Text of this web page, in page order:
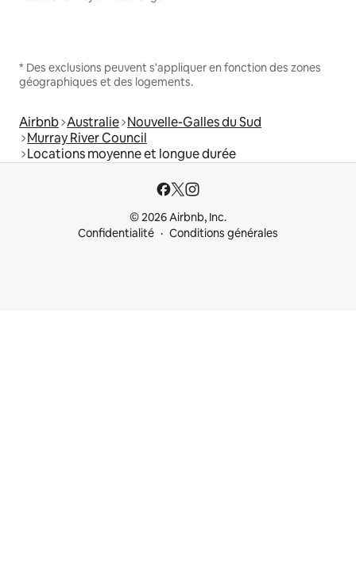
* Des exclusions peuvent s'appliquer en fonction des zones
géographiques et des logements.
Airbnb Australie Nouvelle-Galles du Sud
Murray River Council
Locations moyenne et longue durée
© 2026 Airbnb, Inc.
Confidentialité
Conditions générales